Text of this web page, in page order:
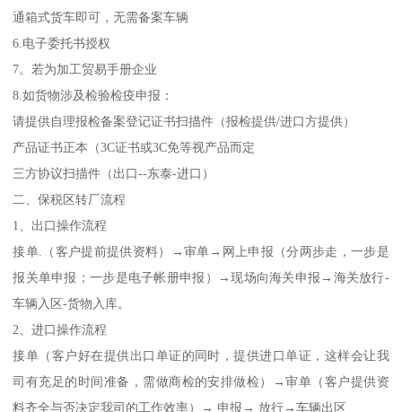
通箱式货车即可，无需备案车辆
6.电子委托书授权
7。若为加工贸易手册企业
8.如货物涉及检验检疫申报：
请提供自理报检备案登记证书扫描件（报检提供/进口方提供）
产品证书正本（3C证书或3C免等视产品而定
三方协议扫描件（出口--东泰-进口）
二、保税区转厂流程
1、出口操作流程
接单.（客户提前提供资料）→审单→网上申报（分两步走，一步是
报关单申报；一步是电子帐册申报）→现场向海关申报→海关放行-
车辆入区-货物入库。
2、进口操作流程
接单（客户好在提供出口单证的同时，提供进口单证，这样会让我
司有充足的时间准备，需做商检的安排做检）→审单（客户提供资
料齐全与否决定我司的工作效率）→ 申报→ 放行→车辆出区